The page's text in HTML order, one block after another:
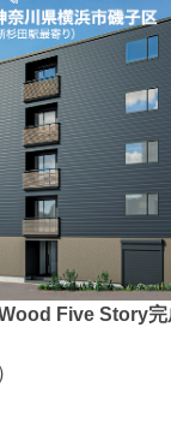
Five Story完